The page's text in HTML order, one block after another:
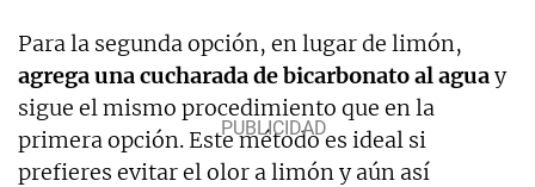
Para la segunda opción, en lugar de limón,
agrega una cucharada de bicarbonato al aguay
sigue el mismo procedimiento que en la
primera opción. Este método es ideal si
prefieres evitar el olor a limón y aún así